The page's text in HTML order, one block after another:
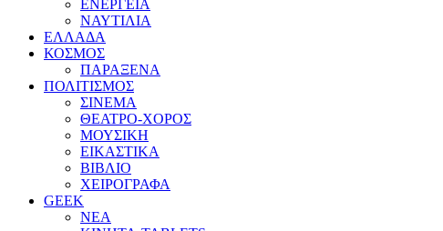
ΕΝΕΡΓΕΙΑ
ΝΑΥΤΙΛΙΑ
ΕΛΛΑΔΑ
ΚΟΣΜΟΣ
ΠΑΡΑΞΕΝΑ
ΠΟΛΙΤΙΣΜΟΣ
ΣΙΝΕΜΑ
ΘΕΑΤΡΟ-ΧΟΡΟΣ
ΜΟΥΣΙΚΗ
ΕΙΚΑΣΤΙΚΑ
ΒΙΒΛΙΟ
ΧΕΙΡΟΓΡΑΦΑ
GEEK
ΝΕΑ